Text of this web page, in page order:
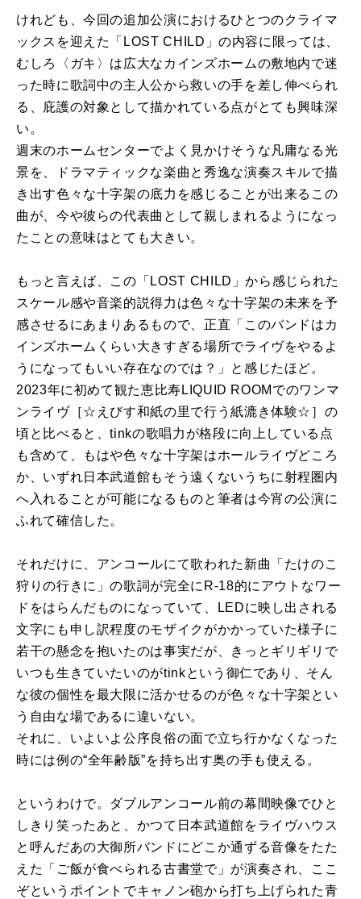
けれども、今回の追加公演におけるひとつのクライマ
ックスを迎えた「LOST CHILD」の内容に限っては、
むしろ〈ガキ〉は広大なカインズホームの敷地内で迷
った時に歌詞中の主人公から救いの手を差し伸べられ
る、庇護の対象として描かれている点がとても興味深
い。
週末のホームセンターでよく見かけそうな凡庸なる光
景を、ドラマティックな楽曲と秀逸な演奏スキルで描
き出す色々な十字架の底力を感じることが出来るこの
曲が、今や彼らの代表曲として親しまれるようになっ
たことの意味はとても大きい。
もっと言えば、この「LOST CHILD」から感じられた
スケール感や音楽的説得力は色々な十字架の未来を予
感させるにあまりあるもので、正直「このバンドはカ
インズホームくらい大きすぎる場所でライヴをやるよ
うになってもいい存在なのでは？」と感じたほど。
2023年に初めて観た恵比寿LIQUID ROOMでのワンマ
ンライヴ［☆えびす和紙の里で行う紙漉き体験☆］の
頃と比べると、tinkの歌唱力が格段に向上している点
も含めて、もはや色々な十字架はホールライヴどころ
か、いずれ日本武道館もそう遠くないうちに射程圏内
へ入れることが可能になるものと筆者は今宵の公演に
ふれて確信した。
それだけに、アンコールにて歌われた新曲「たけのこ
狩りの行きに」の歌詞が完全にR-18的にアウトなワー
ドをはらんだものになっていて、LEDに映し出される
文字にも申し訳程度のモザイクがかかっていた様子に
若干の懸念を抱いたのは事実だが、きっとギリギリで
いつも生きていたいのがtinkという御仁であり、そん
な彼の個性を最大限に活かせるのが色々な十字架とい
う自由な場であるに違いない。
それに、いよいよ公序良俗の面で立ち行かなくなった
時には例の“全年齢版”を持ち出す奥の手も使える。
というわけで。ダブルアンコール前の幕間映像でひと
しきり笑ったあと、かつて日本武道館をライヴハウス
と呼んだあの大御所バンドにどこか通ずる音像をたた
えた「ご飯が食べられる古書堂で」が演奏され、ここ
ぞというポイントでキャノン砲から打ち上げられた青